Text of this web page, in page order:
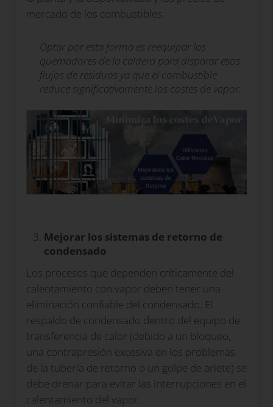
mercado de los combustibles.
Optar por esta forma es reequipar los
quemadores de la caldera para disparar esos
flujos de residuos ya que el combustible
reduce significativamente los costes de vapor.
Mejorar los sistemas de retorno de
condensado
Los procesos que dependen críticamente del
calentamiento con vapor deben tener una
eliminación confiable del condensado. El
respaldo de condensado dentro del equipo de
transferencia de calor (debido a un bloqueo,
una contrapresión excesiva en los problemas
de la tubería de retorno o un golpe de ariete) se
debe drenar para evitar las interrupciones en el
calentamiento del vapor.